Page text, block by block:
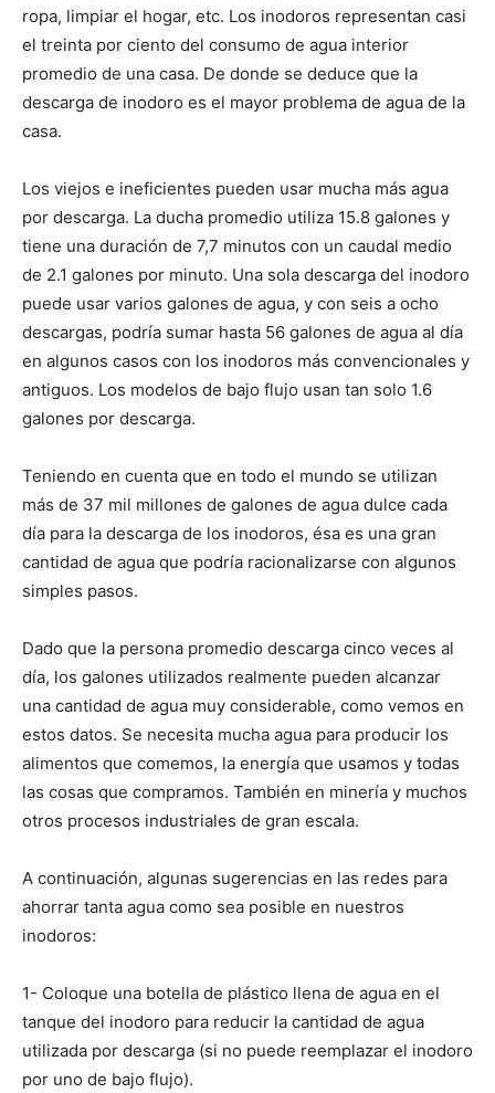
ropa, limpiar el hogar, etc. Los inodoros representan casi
el treinta por ciento del consumo de agua interior
promedio de una casa. De donde se deduce que la
descarga de inodoro es el mayor problema de agua de la
casa.
Los viejos e ineficientes pueden usar mucha más agua
por descarga. La ducha promedio utiliza 15.8 galones y
tiene una duración de 7,7 minutos con un caudal medio
de 2.1 galones por minuto. Una sola descarga del inodoro
puede usar varios galones de agua, y con seis a ocho
descargas, podría sumar hasta 56 galones de agua al día
en algunos casos con los inodoros más convencionales y
antiguos. Los modelos de bajo flujo usan tan solo 1.6
galones por descarga.
Teniendo en cuenta que en todo el mundo se utilizan
más de 37 mil millones de galones de agua dulce cada
día para la descarga de los inodoros, ésa es una gran
cantidad de agua que podría racionalizarse con algunos
simples pasos.
Dado que la persona promedio descarga cinco veces al
día, los galones utilizados realmente pueden alcanzar
una cantidad de agua muy considerable, como vemos en
estos datos. Se necesita mucha agua para producir los
alimentos que comemos, la energía que usamos y todas
las cosas que compramos. También en minería y muchos
otros procesos industriales de gran escala.
A continuación, algunas sugerencias en las redes para
ahorrar tanta agua como sea posible en nuestros
inodoros:
1- Coloque una botella de plástico llena de agua en el
tanque del inodoro para reducir la cantidad de agua
utilizada por descarga (si no puede reemplazar el inodoro
por uno de bajo flujo).